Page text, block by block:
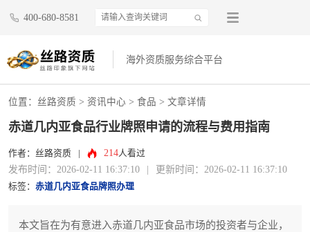
400-680-8581
海外资质服务综合平台
位置： 丝路资质 > 资讯中心 > 食品 > 文章详情
赤道几内亚食品行业牌照申请的流程与费用指南
作者：丝路资质 214人看过
发布时间：2026-02-11 16:37:10 更新时间：2026-02-11 16:37:10
标签： 赤道几内亚食品牌照办理
本文旨在为有意进入赤道几内亚食品市场的投资者与企业，